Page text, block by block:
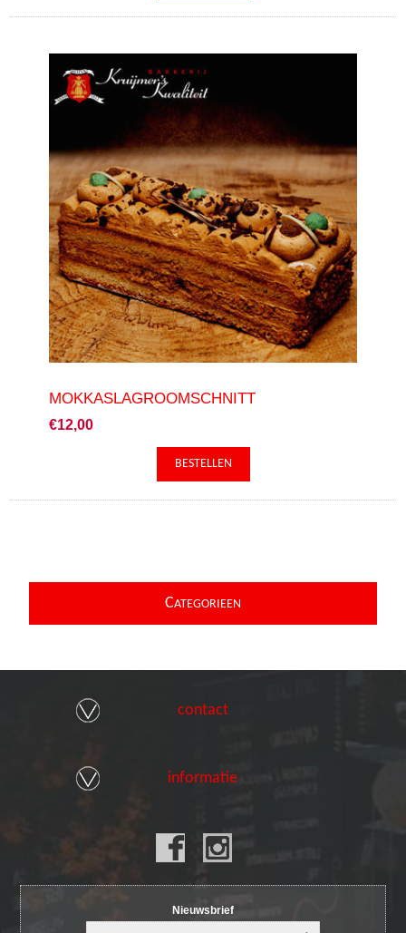
MOKKASLAGROOMSCHNITT
€12,00
CATEGORIEEN
contact
informatie
Nieuwsbrief